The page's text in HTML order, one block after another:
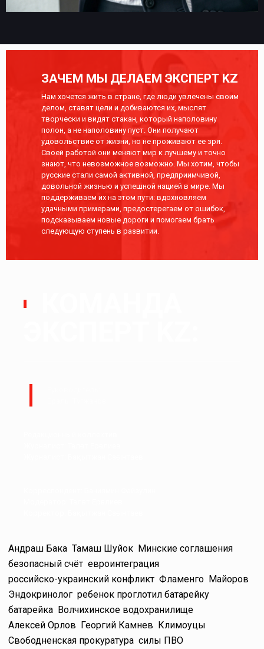
ЗАЧЕМ МЫ ДЕЛАЕМ ЭКСПЕРТ KZ
Нам хочется жить в стране, где люди увлечены своим
делом, ставят цели и добиваются их, мыслят
творчески и видят стакан, который наполовину
полон, а не наполовину пуст. Они получают
удовольствие от жизни, но не проживают ее зря.
Своей работой они меняют мир к лучшему и точно
знают, что невозможное возможно. Мы хотим, чтобы
русские стали самой активной, предприимчивой,
довольной жизнью и успешной нацией в мире. Мы
поддерживаем их на этом пути: вдохновляем
удачными примерами, предостерегаем от ошибок,
подсказываем новые дороги и помогаем брать
следующую ступень в развитии.
Андраш Бака Тамаш Шуйок Минские соглашения
безопасный счёт евроинтеграция
российско-украинский конфликт Фламенго Майоров
Эндокринолог ребенок проглотил батарейку
батарейка Волчихинское водохранилище
Алексей Орлов Георгий Камнев Климоуцы
Свободненская прокуратура силы ПВО